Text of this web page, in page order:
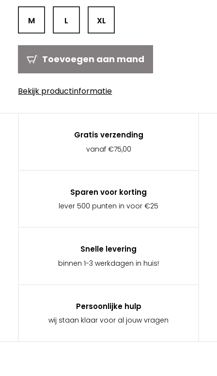
was:
€449,00.
is:
€224,50.
M L XL
Toevoegen aan mand
Bekijk productinformatie
Gratis verzending
vanaf €75,00
Sparen voor korting
lever 500 punten in voor €25
Snelle levering
binnen 1-3 werkdagen in huis!
Persoonlijke hulp
wij staan klaar voor al jouw vragen